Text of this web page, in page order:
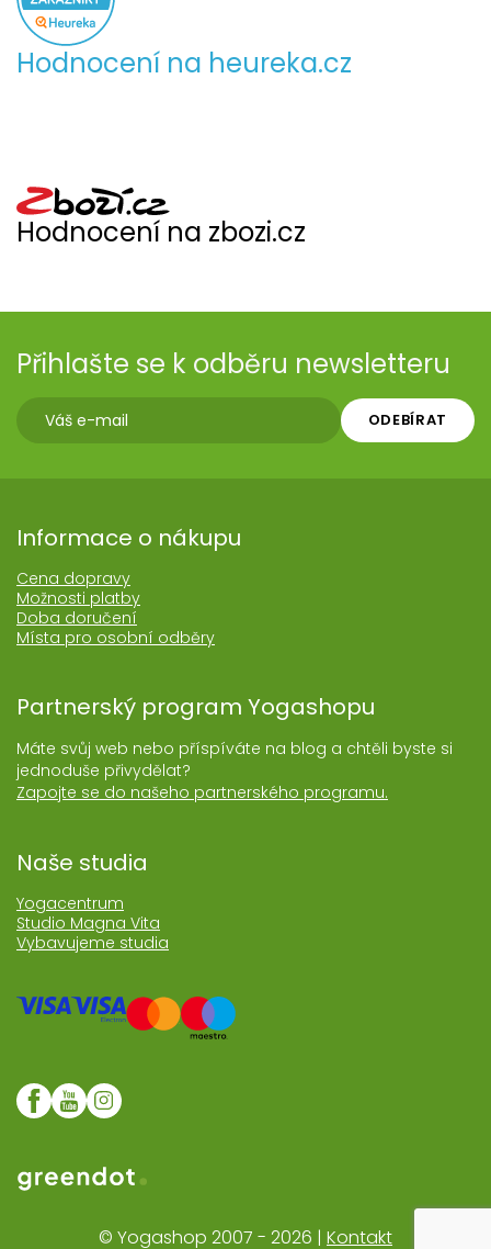
Hodnocení na heureka.cz
Hodnocení na zbozi.cz
Přihlašte se k odběru newsletteru
ODEBÍRAT
Informace o nákupu
Cena dopravy
Možnosti platby
Doba doručení
Místa pro osobní odběry
Partnerský program Yogashopu
Máte svůj web nebo příspíváte na blog a chtěli byste si
jednoduše přivydělat?
Zapojte se do našeho partnerského programu.
Naše studia
Yogacentrum
Studio Magna Vita
Vybavujeme studia
Web realozoval Greendot
© Yogashop 2007 - 2026 | Kontakt